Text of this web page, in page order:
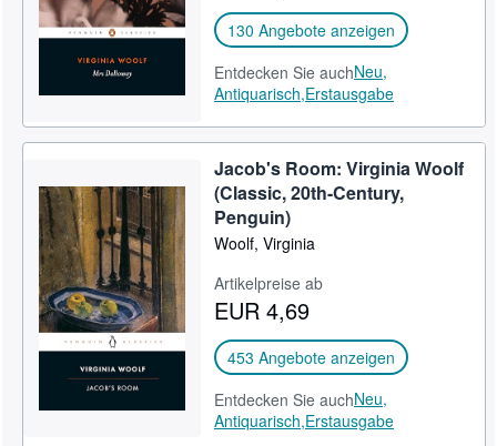
130 Angebote anzeigen
Entdecken Sie auchNeu,
Antiquarisch,Erstausgabe
Jacob's Room: Virginia Woolf
(Classic, 20th-Century,
Penguin)
Woolf, Virginia
Artikelpreise ab
EUR 4,69
453 Angebote anzeigen
Entdecken Sie auchNeu,
Antiquarisch,Erstausgabe